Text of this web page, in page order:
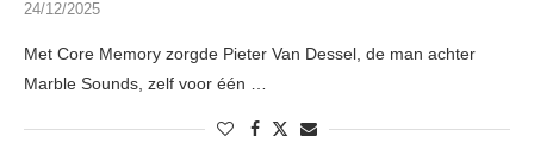
24/12/2025
Met Core Memory zorgde Pieter Van Dessel, de man achter
Marble Sounds, zelf voor één …